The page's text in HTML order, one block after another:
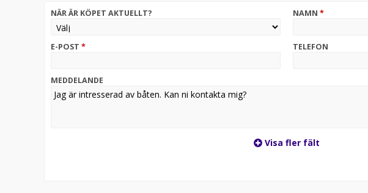
NÄR ÄR KÖPET AKTUELLT? NAMN *
E-POST * TELEFON
MEDDELANDE
Visa fler fält